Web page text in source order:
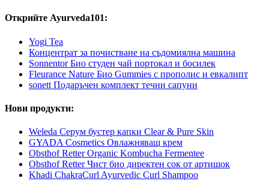
Открийте Ayurveda101:
Yogi Tea
Концентрат за почистване на съдомиялна машина
Sonnentor Био студен чай портокал и босилек
Fleurance Nature Био Gummies с прополис и евкалипт
sonett Подаръчен комплект течни сапуни
Нови продукти:
Weleda Серум бустер капки Clear & Pure Skin
GYADA Cosmetics Овлажняващ крем
Obsthof Retter Organic Kombucha Fermentee
Obsthof Retter Чист био директен сок от артишок
Khadi ChakraCurl Ayurvedic Curl Shampoo